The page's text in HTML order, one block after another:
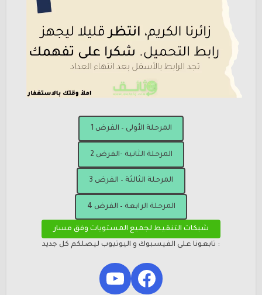
المرحلة الأولى – الفرض 1
المرحلة الثانية -الفرض 2
المرحلة الثالثة – الفرض 3
المرحلة الرابعة – الفرض 4
شبكات التنقيط لجميع المستويات وفق مسار
: تابعونا على الفيسبوك و اليوتيوب ليصلكم كل جديد
Facebook
YouTube